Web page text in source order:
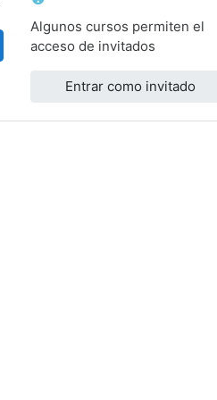
Algunos cursos permiten el
acceso de invitados
Entrar como invitado